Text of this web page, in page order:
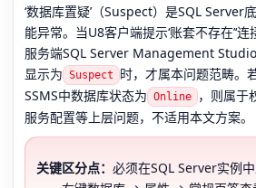
‘数据库置疑’（Suspect）是SQL Server
能异常。当U8客户端提示‘账套不存在’‘连
服务端SQL Server Management
显示为 Suspect
时，才属本问题范畴。
SSMS中数据库状态为 Online
，则属于
服务配置等上层问题，不适用本文方案。
关键区分点： 必须在SQL Server实例